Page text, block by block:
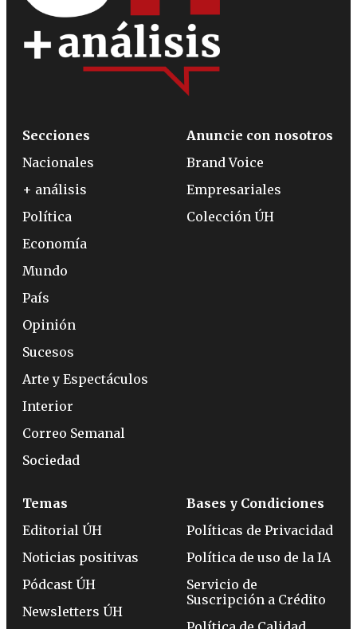
Secciones
Nacionales
+ análisis
Política
Economía
Mundo
País
Opinión
Sucesos
Arte y Espectáculos
Interior
Correo Semanal
Sociedad
Anuncie con nosotros
Brand Voice
Empresariales
Colección ÚH
Temas
Editorial ÚH
Noticias positivas
Pódcast ÚH
Newsletters ÚH
Bases y Condiciones
Políticas de Privacidad
Política de uso de la IA
Servicio de
Suscripción a Crédito